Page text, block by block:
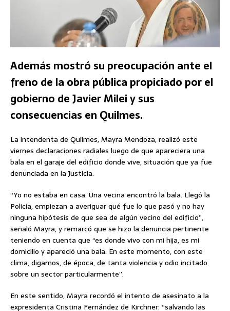
Además mostró su preocupación ante el
freno de la obra pública propiciado por el
gobierno de Javier Milei y sus
consecuencias en Quilmes.
La intendenta de Quilmes, Mayra Mendoza, realizó este
viernes declaraciones radiales luego de que apareciera una
bala en el garaje del edificio donde vive, situación que ya fue
denunciada en la Justicia.
“Yo no estaba en casa. Una vecina encontró la bala. Llegó la
Policía, empiezan a averiguar qué fue lo que pasó y no hay
ninguna hipótesis de que sea de algún vecino del edificio”,
señaló Mayra, y remarcó que se hizo la denuncia pertinente
teniendo en cuenta que “es donde vivo con mi hija, es mi
domicilio y apareció una bala. En este momento, con este
clima, digamos, de época, de tanta violencia y odio incitado
sobre un sector particularmente”.
En este sentido, Mayra recordó el intento de asesinato a la
expresidenta Cristina Fernández de Kirchner: “salvando las